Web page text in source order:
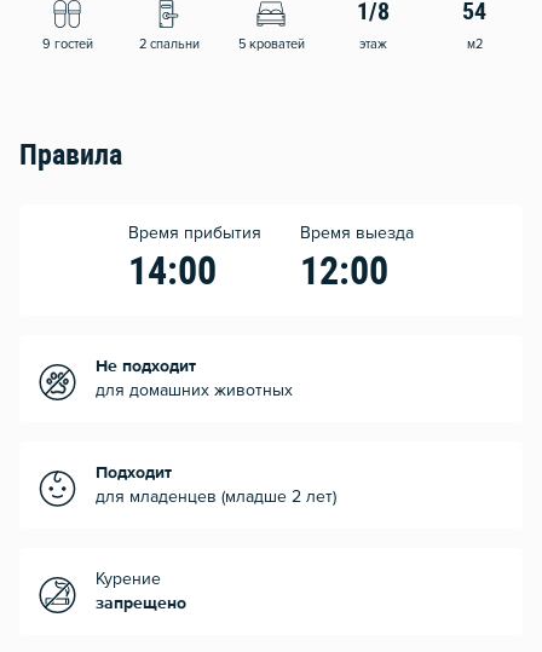
9 гостей 2 спальни 5 кроватей
1/8
этаж
54
м2
Правила
Время прибытия
14:00
Время выезда
12:00
Не подходит
для домашних животных
Подходит
для младенцев (младше 2 лет)
Курение
запрещено